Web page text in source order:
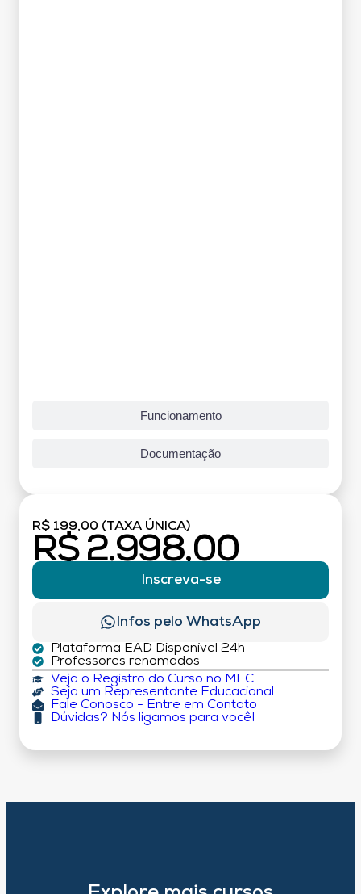
Funcionamento
Documentação
R$ 199,00 (TAXA ÚNICA)
R$ 2.998,00
Inscreva-se
Infos pelo WhatsApp
Plataforma EAD Disponível 24h
Professores renomados
Veja o Registro do Curso no MEC
Seja um Representante Educacional
Fale Conosco - Entre em Contato
Dúvidas? Nós ligamos para você!